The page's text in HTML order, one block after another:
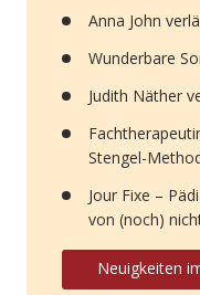
Anna John
Wunderbare
Judith Näther
Stengel-
Jour Fixe –
von (noch)
Neuigkeiten